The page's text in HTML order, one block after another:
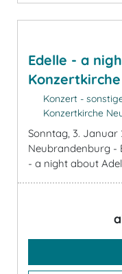
Edelle - a
Konzert -
Konzertkirche
Sonntag, 3.
Neubrandenburg -
- a night about